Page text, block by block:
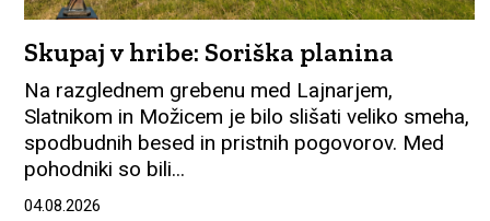
Skupaj v hribe: Soriška planina
Na razglednem grebenu med Lajnarjem,
Slatnikom in Možicem je bilo slišati veliko smeha,
spodbudnih besed in pristnih pogovorov. Med
pohodniki so bili...
04.08.2026